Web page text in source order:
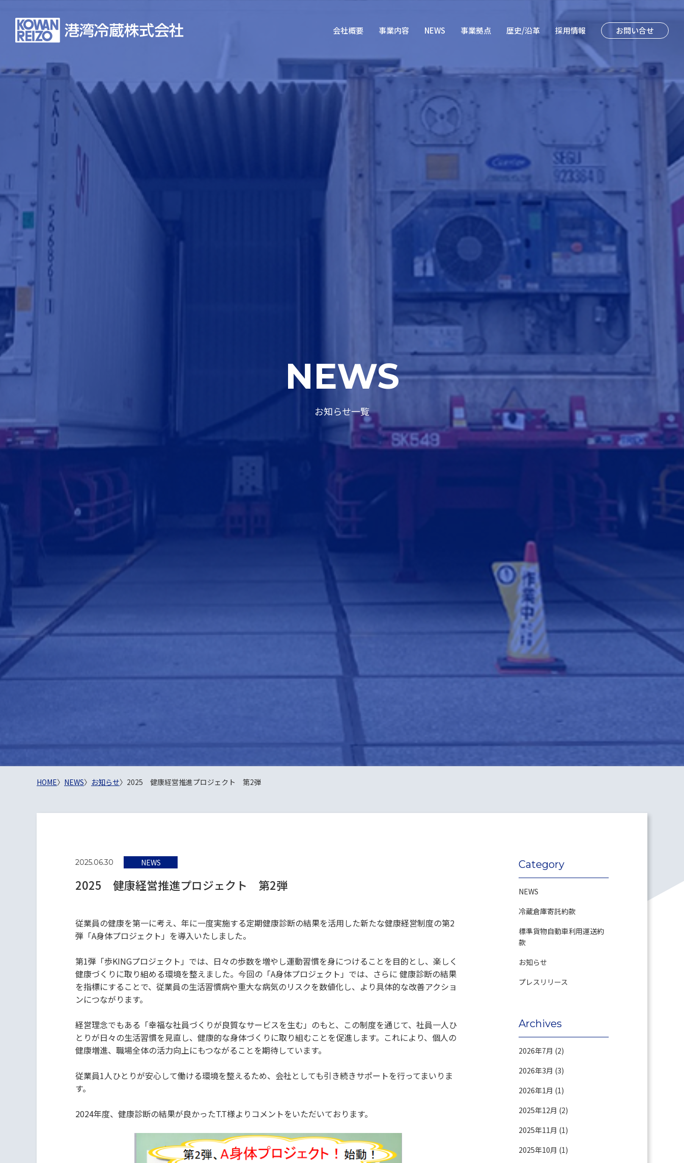
会社概要 事業内容 NEWS 事業拠点 歴史/沿革 採⽤情報 お問い合せ
NEWS
お知らせ一覧
HOME〉 NEWS〉 お知らせ〉 2025 健康経営推進プロジェクト 第2弾
2025.06.30 NEWS
2025 健康経営推進プロジェクト 第2弾
従業員の健康を第一に考え、年に一度実施する定期健康診断の結果を活用した新たな健康経営制度の第2
弾「A身体プロジェクト」を導入いたしました。
第1弾「歩KINGプロジェクト」では、日々の歩数を増やし運動習慣を身につけることを目的とし、楽しく
健康づくりに取り組める環境を整えました。今回の「A身体プロジェクト」では、さらに 健康診断の結果
を指標にすることで、従業員の生活習慣病や重大な病気のリスクを数値化し、より具体的な改善アクショ
ンにつながります。
経営理念でもある「幸福な社員づくりが良質なサービスを生む」のもと、この制度を通じて、社員一人ひ
とりが日々の生活習慣を見直し、健康的な身体づくりに取り組むことを促進します。これにより、個人の
健康増進、職場全体の活力向上にもつながることを期待しています。
従業員1人ひとりが安心して働ける環境を整えるため、会社としても引き続きサポートを行ってまいりま
す。
2024年度、健康診断の結果が良かったT.T様よりコメントをいただいております。
Category
NEWS
冷蔵倉庫寄託約款
標準貨物自動車利用運送約
款
お知らせ
プレスリリース
Archives
2026年7月 (2)
2026年3月 (3)
2026年1月 (1)
2025年12月 (2)
2025年11月 (1)
2025年10月 (1)